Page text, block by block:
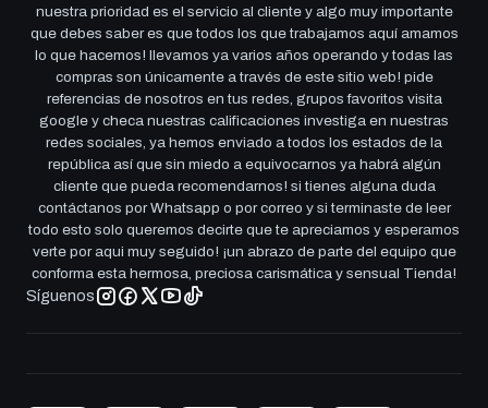
nuestra prioridad es el servicio al cliente y algo muy importante
que debes saber es que todos los que trabajamos aquí amamos
lo que hacemos! llevamos ya varios años operando y todas las
compras son únicamente a través de este sitio web! pide
referencias de nosotros en tus redes, grupos favoritos visita
google y checa nuestras calificaciones investiga en nuestras
redes sociales, ya hemos enviado a todos los estados de la
república así que sin miedo a equivocarnos ya habrá algún
cliente que pueda recomendarnos! si tienes alguna duda
contáctanos por Whatsapp o por correo y si terminaste de leer
todo esto solo queremos decirte que te apreciamos y esperamos
verte por aqui muy seguido! ¡un abrazo de parte del equipo que
conforma esta hermosa, preciosa carismática y sensual Tienda!
Síguenos